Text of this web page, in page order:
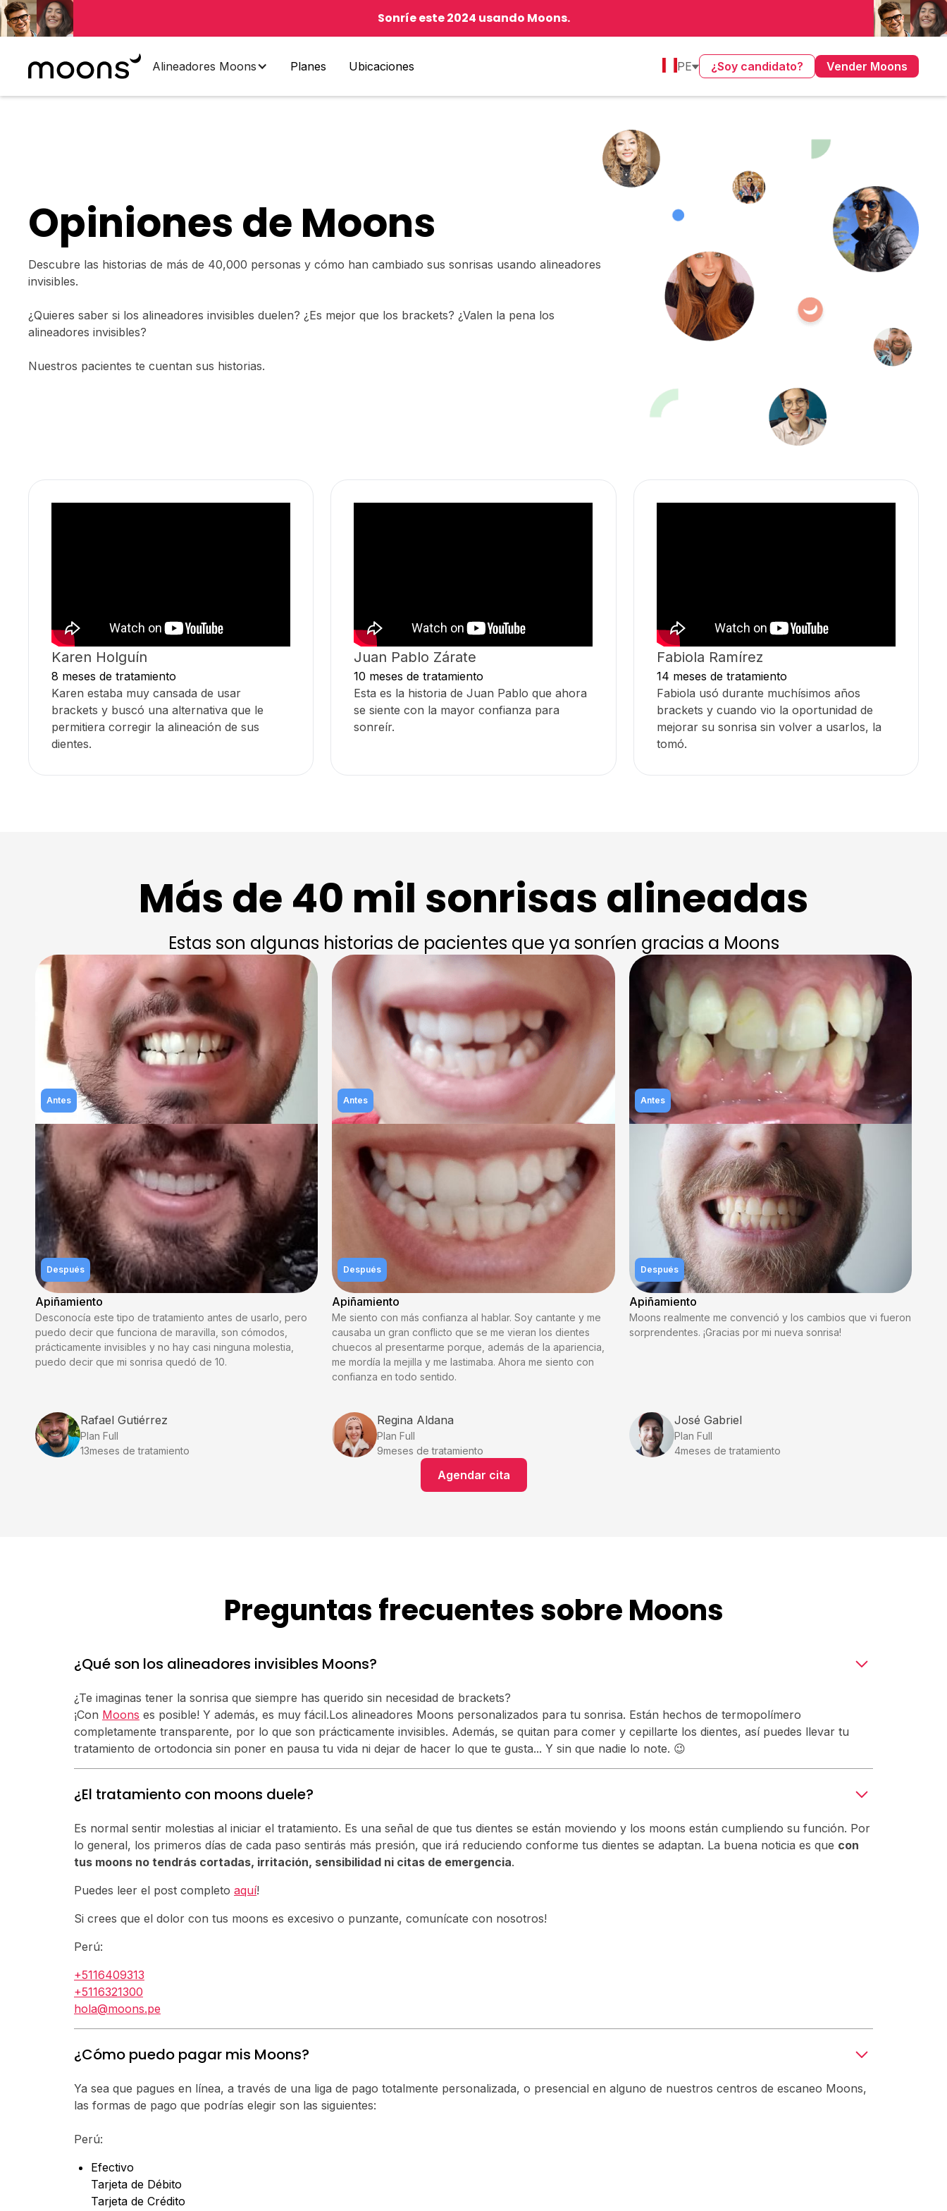
Sonríe este 2024 usando Moons.
Alineadores Moons Planes Ubicaciones PE ¿Soy candidato? Vender Moons
Opiniones de Moons
Descubre las historias de más de 40,000 personas y cómo han cambiado sus sonrisas usando alineadores
invisibles.
¿Quieres saber si los alineadores invisibles duelen? ¿Es mejor que los brackets? ¿Valen la pena los
alineadores invisibles?
Nuestros pacientes te cuentan sus historias.
Karen Holguín
8 meses de tratamiento
Karen estaba muy cansada de usar
brackets y buscó una alternativa que le
permitiera corregir la alineación de sus
dientes.
Juan Pablo Zárate
10 meses de tratamiento
Esta es la historia de Juan Pablo que ahora
se siente con la mayor confianza para
sonreír.
Fabiola Ramírez
14 meses de tratamiento
Fabiola usó durante muchísimos años
brackets y cuando vio la oportunidad de
mejorar su sonrisa sin volver a usarlos, la
tomó.
Más de 40 mil sonrisas alineadas
Estas son algunas historias de pacientes que ya sonríen gracias a Moons
Antes
Después
Apiñamiento
Desconocía este tipo de tratamiento antes de usarlo, pero
puedo decir que funciona de maravilla, son cómodos,
prácticamente invisibles y no hay casi ninguna molestia,
puedo decir que mi sonrisa quedó de 10.
Rafael Gutiérrez
Plan Full
13meses de tratamiento
Antes
Después
Apiñamiento
Me siento con más confianza al hablar. Soy cantante y me
causaba un gran conflicto que se me vieran los dientes
chuecos al presentarme porque, además de la apariencia,
me mordía la mejilla y me lastimaba. Ahora me siento con
confianza en todo sentido.
Regina Aldana
Plan Full
9meses de tratamiento
Antes
Después
Apiñamiento
Moons realmente me convenció y los cambios que vi fueron
sorprendentes. ¡Gracias por mi nueva sonrisa!
José Gabriel
Plan Full
4meses de tratamiento
Agendar cita
Preguntas frecuentes sobre Moons
¿Qué son los alineadores invisibles Moons?
¿Te imaginas tener la sonrisa que siempre has querido sin necesidad de brackets?
¡Con Moons es posible! Y además, es muy fácil.Los alineadores Moons personalizados para tu sonrisa. Están hechos de termopolímero
completamente transparente, por lo que son prácticamente invisibles. Además, se quitan para comer y cepillarte los dientes, así puedes llevar tu
tratamiento de ortodoncia sin poner en pausa tu vida ni dejar de hacer lo que te gusta... Y sin que nadie lo note. 😉
¿El tratamiento con moons duele?
Es normal sentir molestias al iniciar el tratamiento. Es una señal de que tus dientes se están moviendo y los moons están cumpliendo su función. Por
lo general, los primeros días de cada paso sentirás más presión, que irá reduciendo conforme tus dientes se adaptan. La buena noticia es que con
tus moons no tendrás cortadas, irritación, sensibilidad ni citas de emergencia.
Puedes leer el post completo aquí!
Si crees que el dolor con tus moons es excesivo o punzante, comunícate con nosotros!
Perú:
+5116409313
+5116321300
hola@moons.pe
¿Cómo puedo pagar mis Moons?
Ya sea que pagues en línea, a través de una liga de pago totalmente personalizada, o presencial en alguno de nuestros centros de escaneo Moons,
las formas de pago que podrías elegir son las siguientes:
Perú:
Efectivo
Tarjeta de Débito
Tarjeta de Crédito